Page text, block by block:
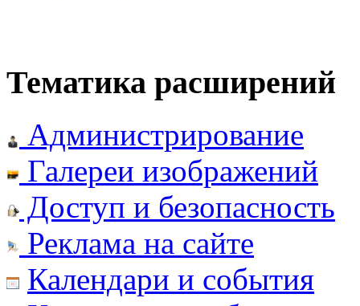
Тематика расширений
Администрирование
Галереи изображений
Доступ и безопасность
Реклама на сайте
Календари и события